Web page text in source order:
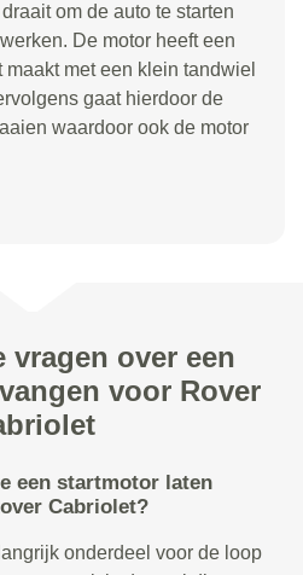
om de auto te starten
De motor heeft een
met een klein tandwiel
gaat hierdoor de
waardoor ook de motor
vragen over een
voor Rover
een startmotor laten
Cabriolet?
onderdeel voor de loop